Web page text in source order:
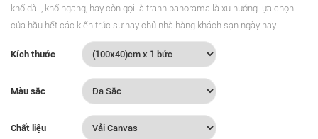
khổ dài , khổ ngang, hay còn gọi là tranh panorama là xu hướng lựa chọn
của hầu hết các kiến trúc sư hay chủ nhà hàng khách sạn ngày nay....
Kích thước
Màu sắc
Chất liệu